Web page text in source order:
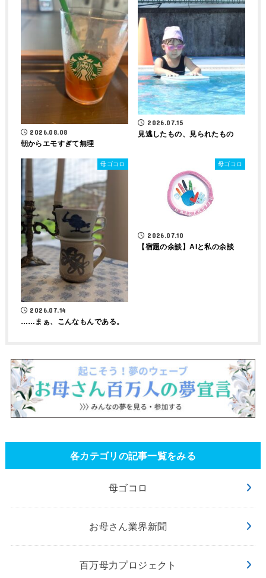
2026.08.08
朝からエモすぎて無理
2026.07.15
見逃したもの、見られたもの
母ゴコロ
2026.07.14
……まぁ、こんなもんである。
母ゴコロ
2026.07.10
【宿題の余談】AIと私の余談
各カテゴリの記事一覧をみる
母ゴコロ
お母さん業界新聞
百万母力プロジェクト